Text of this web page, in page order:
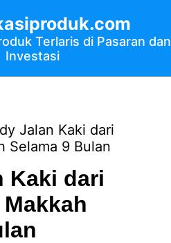
Terlaris di Pasaran dan
Investasi
Jalan Kaki dari
Selama 9 Bulan
Kaki dari